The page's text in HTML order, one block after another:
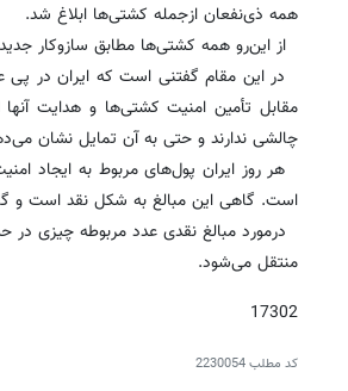
همه ذی‌نفعان ازجمله کشتی‌ها ابلاغ شد.
از این‌رو همه کشتی‌ها مطابق سازوکار جدید
در این مقام گفتنی است که ایران در پی
مقابل تأمین امنیت کشتی‌ها و هدایت
چالشی ندارند و حتی به آن تمایل نشان
هر روز ایران پول‌های مربوط به ایجاد
است. گاهی این مبالغ به شکل نقد است و
منتقل می‌شود.
17302
کد مطلب2230054